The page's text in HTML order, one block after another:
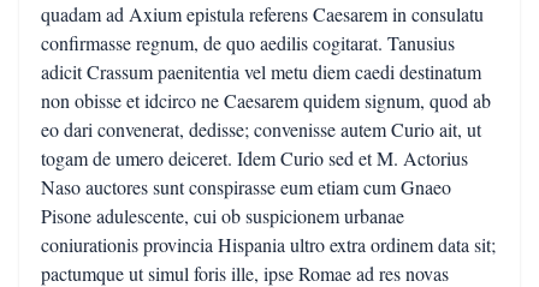
quadam ad Axium epistula referens Caesarem in consulatu
confirmasse regnum, de quo aedilis cogitarat. Tanusius
adicit Crassum paenitentia vel metu diem caedi destinatum
non obisse et idcirco ne Caesarem quidem signum, quod ab
eo dari convenerat, dedisse; convenisse autem Curio ait, ut
togam de umero deiceret. Idem Curio sed et M. Actorius
Naso auctores sunt conspirasse eum etiam cum Gnaeo
Pisone adulescente, cui ob suspicionem urbanae
coniurationis provincia Hispania ultro extra ordinem data sit;
pactumque ut simul foris ille, ipse Romae ad res novas